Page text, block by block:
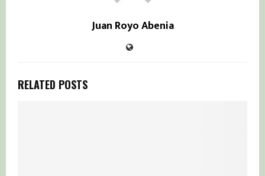
Juan Royo Abenia
RELATED POSTS